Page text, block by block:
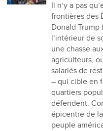
Il n’y a pas
frontières des
Donald
l’intérieur de
une chasse
agriculteurs,
salariés de
– qui cible en
quartiers
défendent.
épicentre de
peuple